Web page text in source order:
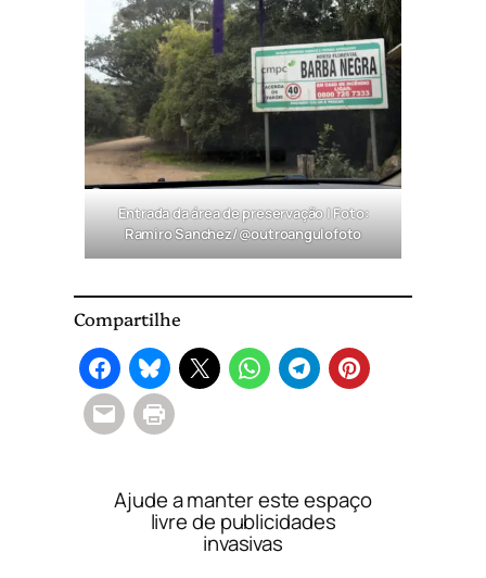
Entrada da área de preservação | Foto:
Ramiro Sanchez/@outroangulofoto
Compartilhe
Ajude a manter este espaço
livre de publicidades
invasivas